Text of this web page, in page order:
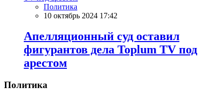
Политика
10 октябрь 2024 17:42
Апелляционный суд оставил
фигурантов дела Toplum TV под
арестом
Политика